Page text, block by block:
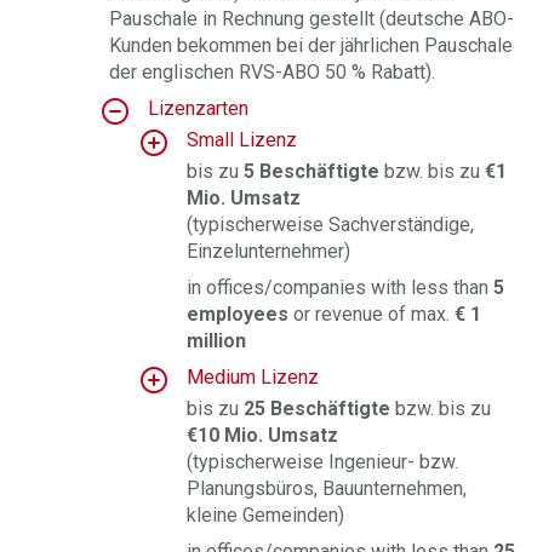
Pauschale in Rechnung gestellt (deutsche ABO-
Kunden bekommen bei der jährlichen Pauschale
der englischen RVS-ABO 50 % Rabatt).
Lizenzarten
Small Lizenz
bis zu5 Beschäftigtebzw. bis zu€1
Mio. Umsatz
(typischerweise Sachverständige,
Einzelunternehmer)
in offices/companies with less than5
employeesor revenue of max.€ 1
million
Medium Lizenz
bis zu 25 Beschäftigtebzw. bis zu
€10 Mio. Umsatz
(typischerweise Ingenieur- bzw.
Planungsbüros, Bauunternehmen,
kleine Gemeinden)